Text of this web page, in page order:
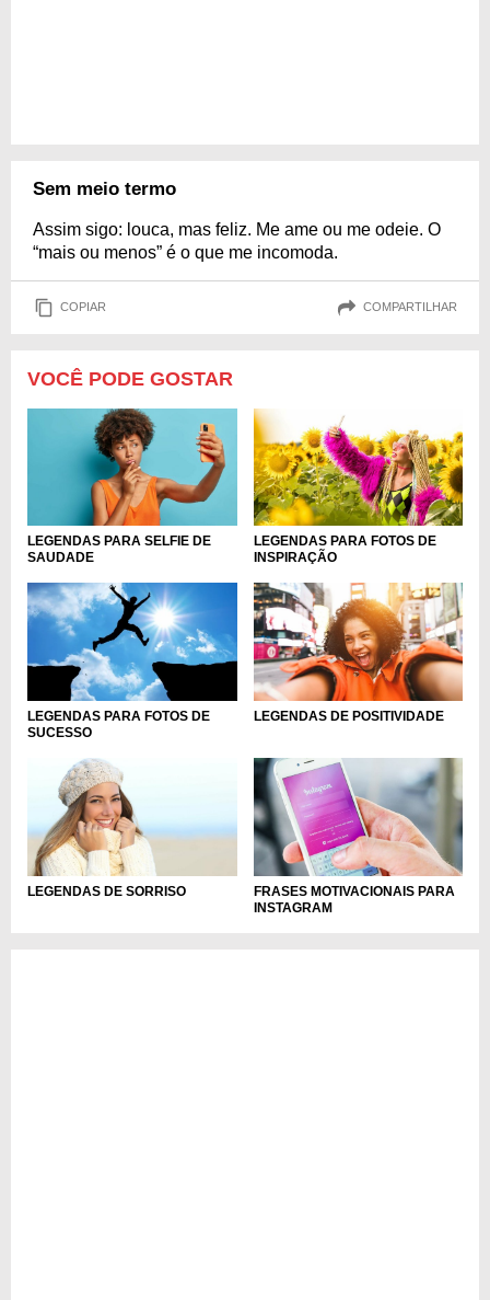
Sem meio termo
Assim sigo: louca, mas feliz. Me ame ou me odeie. O
“mais ou menos” é o que me incomoda.
COPIAR COMPARTILHAR
VOCÊ PODE GOSTAR
LEGENDAS PARA SELFIE DE
SAUDADE
LEGENDAS PARA FOTOS DE
INSPIRAÇÃO
LEGENDAS PARA FOTOS DE
SUCESSO
LEGENDAS DE POSITIVIDADE
LEGENDAS DE SORRISO
FRASES MOTIVACIONAIS PARA
INSTAGRAM